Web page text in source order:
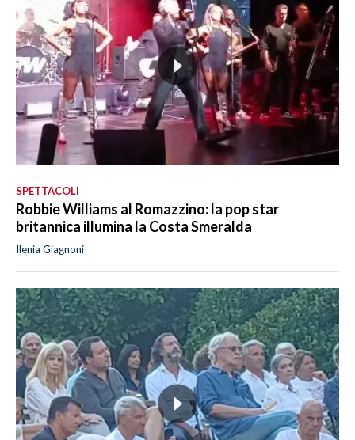
SPETTACOLI
Robbie Williams al Romazzino: la pop star
britannica illumina la Costa Smeralda
Ilenia Giagnoni